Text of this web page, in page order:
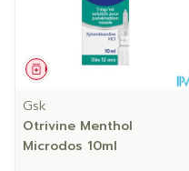
Médicament
Gsk
Otrivine Menthol
Microdos 10ml